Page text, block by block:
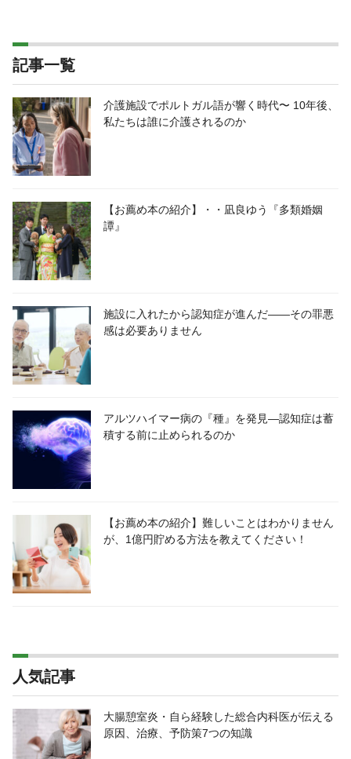
記事一覧
介護施設でポルトガル語が響く時代〜 10年後、
私たちは誰に介護されるのか
【お薦め本の紹介】・・凪良ゆう『多類婚姻
譚』
施設に入れたから認知症が進んだ――その罪悪
感は必要ありません
アルツハイマー病の『種』を発見―認知症は蓄
積する前に止められるのか
【お薦め本の紹介】難しいことはわかりません
が、1億円貯める方法を教えてください！
人気記事
大腸憩室炎・自ら経験した総合内科医が伝える
原因、治療、予防策7つの知識